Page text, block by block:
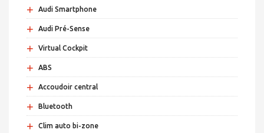
+ Audi Smartphone
+ Audi Pré-Sense
+ Virtual Cockpit
+ ABS
+ Accoudoir central
+ Bluetooth
+ Clim auto bi-zone